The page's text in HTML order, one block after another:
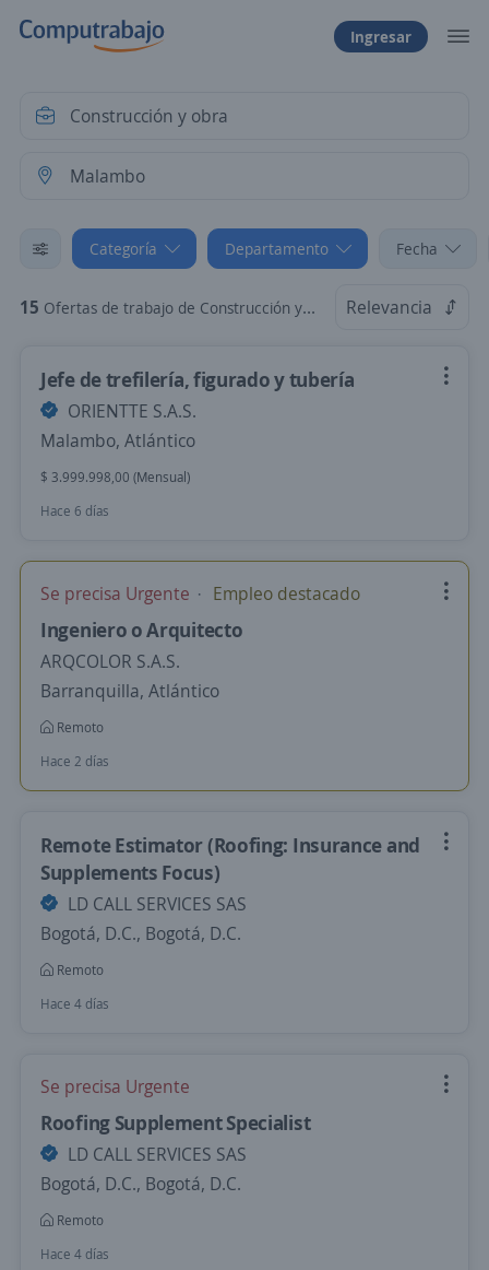
Ingresar
Categoría Departamento Fecha
15 Ofertas de trabajo de Construcción y obra en Malambo, Atlántico Relevancia
Jefe de trefilería, figurado y tubería
ORIENTTE S.A.S.
Malambo, Atlántico
$ 3.999.998,00 (Mensual)
Hace 6 días
Se precisa Urgente Empleo destacado
Ingeniero o Arquitecto
ARQCOLOR S.A.S.
Barranquilla, Atlántico
Remoto
Hace 2 días
Remote Estimator (Roofing: Insurance and
Supplements Focus)
LD CALL SERVICES SAS
Bogotá, D.C., Bogotá, D.C.
Remoto
Hace 4 días
Se precisa Urgente
Roofing Supplement Specialist
LD CALL SERVICES SAS
Bogotá, D.C., Bogotá, D.C.
Remoto
Hace 4 días